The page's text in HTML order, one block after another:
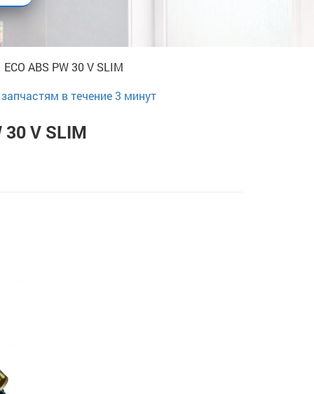
ECO ABS PW 30 V SLIM
в течение 3 минут
30 V SLIM